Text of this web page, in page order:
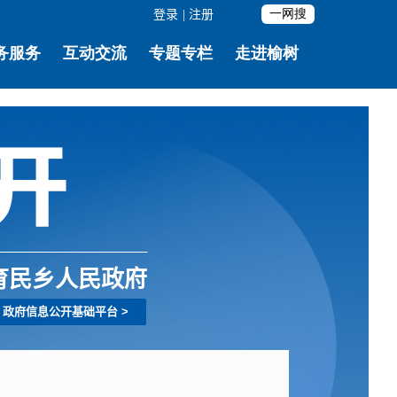
登录 注册
民乡人民政府
政府信息公开基础平台>